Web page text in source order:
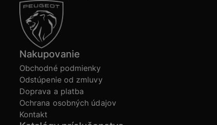
Nakupovanie
Obchodné podmienky
Odstúpenie od zmluvy
Doprava a platba
Ochrana osobných údajov
Kontakt